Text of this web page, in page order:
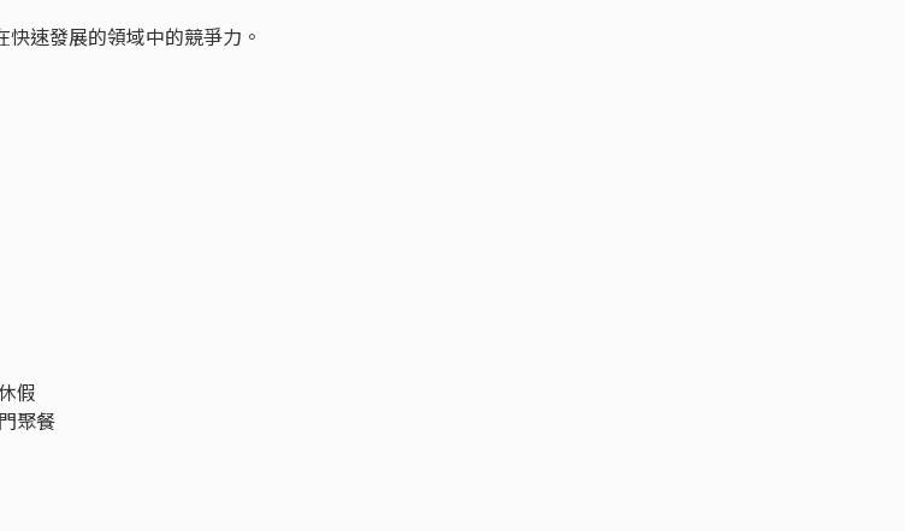
速發展的領域中的競爭力。
假
聚餐